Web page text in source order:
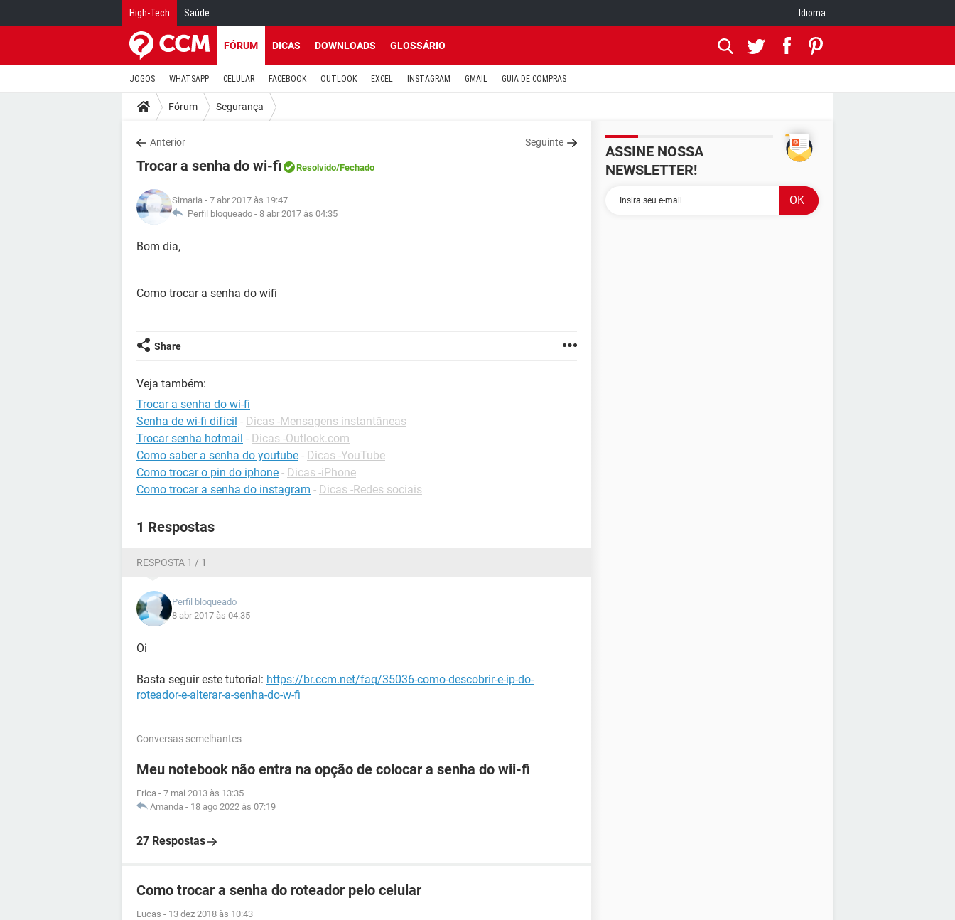
High-Tech Saúde Idioma
FÓRUM DICAS DOWNLOADS GLOSSÁRIO
JOGOS WHATSAPP CELULAR FACEBOOK OUTLOOK EXCEL INSTAGRAM GMAIL GUIA DE COMPRAS
Fórum Segurança
Anterior Seguinte
Trocar a senha do wi-fi Resolvido/Fechado
Simaria - 7 abr 2017 às 19:47
Perfil bloqueado - 8 abr 2017 às 04:35
Bom dia,
Como trocar a senha do wifi
Share
Veja também:
Trocar a senha do wi-fi
Senha de wi-fi difícil - Dicas -Mensagens instantâneas
Trocar senha hotmail - Dicas -Outlook.com
Como saber a senha do youtube - Dicas -YouTube
Como trocar o pin do iphone - Dicas -iPhone
Como trocar a senha do instagram - Dicas -Redes sociais
1 Respostas
RESPOSTA 1 / 1
Perfil bloqueado
8 abr 2017 às 04:35
Oi
Basta seguir este tutorial: https://br.ccm.net/faq/35036-como-descobrir-e-ip-do-
roteador-e-alterar-a-senha-do-w-fi
Conversas semelhantes
Meu notebook não entra na opção de colocar a senha do wii-fi
Erica - 7 mai 2013 às 13:35
Amanda - 18 ago 2022 às 07:19
27 Respostas
Como trocar a senha do roteador pelo celular
Lucas - 13 dez 2018 às 10:43
ASSINE NOSSA
NEWSLETTER!